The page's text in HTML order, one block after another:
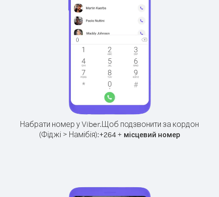
Набрати номер у Viber.Щоб подзвонити за кордон
(Фіджі > Намібія):+264+ місцевий номер